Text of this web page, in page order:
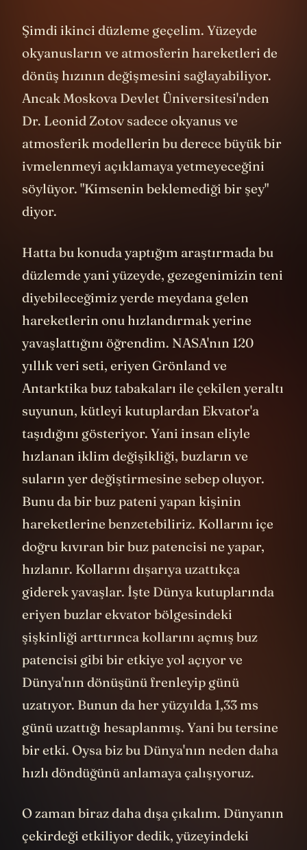
Şimdi ikinci düzleme geçelim. Yüzeyde
okyanusların ve atmosferin hareketleri de
dönüş hızının değişmesini sağlayabiliyor.
Ancak Moskova Devlet Üniversitesi'nden
Dr. Leonid Zotov sadece okyanus ve
atmosferik modellerin bu derece büyük bir
ivmelenmeyi açıklamaya yetmeyeceğini
söylüyor. "Kimsenin beklemediği bir şey"
diyor.
Hatta bu konuda yaptığım araştırmada bu
düzlemde yani yüzeyde, gezegenimizin teni
diyebileceğimiz yerde meydana gelen
hareketlerin onu hızlandırmak yerine
yavaşlattığını öğrendim. NASA'nın 120
yıllık veri seti, eriyen Grönland ve
Antarktika buz tabakaları ile çekilen yeraltı
suyunun, kütleyi kutuplardan Ekvator'a
taşıdığını gösteriyor. Yani insan eliyle
hızlanan iklim değişikliği, buzların ve
suların yer değiştirmesine sebep oluyor.
Bunu da bir buz pateni yapan kişinin
hareketlerine benzetebiliriz. Kollarını içe
doğru kıvıran bir buz patencisi ne yapar,
hızlanır. Kollarını dışarıya uzattıkça
giderek yavaşlar. İşte Dünya kutuplarında
eriyen buzlar ekvator bölgesindeki
şişkinliği arttırınca kollarını açmış buz
patencisi gibi bir etkiye yol açıyor ve
Dünya'nın dönüşünü frenleyip günü
uzatıyor. Bunun da her yüzyılda 1,33 ms
günü uzattığı hesaplanmış. Yani bu tersine
bir etki. Oysa biz bu Dünya'nın neden daha
hızlı döndüğünü anlamaya çalışıyoruz.
O zaman biraz daha dışa çıkalım. Dünyanın
çekirdeği etkiliyor dedik, yüzeyindeki